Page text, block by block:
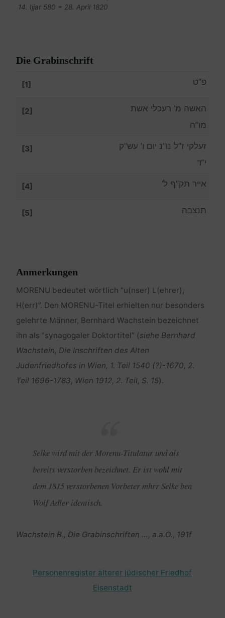
14. Ijjar 580 = 28. April 1820
Die Grabinschrift
[1] פ”ט
[2]
האשה מ’ רעכלי אשת
מו”ה
[3]
זעלקי ז”ל נו”נ יום ו’ עש”ק
י”ד
[4] אייר תק”ף ל’
[5] תנצבה
Anmerkungen
MORENU bedeutet wörtlich “u(nser) L(ehrer),
H(err)”. Den MORENU-Titel erhielten nur besonders
gelehrte Männer, Bernhard Wachstein bezeichnet
ihn als “synagogaler Doktortitel” (siehe Bernhard
Wachstein, Die Inschriften des Alten
Judenfriedhofes in Wien, 1. Teil 1540 (?)-1670, 2.
Teil 1696-1783, Wien 1912, 2. Teil, S. 15).
Selke wird mit der Morenu-Titulatur und als
bereits verstorben bezeichnet. Er ist wohl mit
dem 1815 verstorbenen Vorbeter mhrr Selke ben
Wolf Adler identisch.
Wachstein B., Die Grabinschriften …, a.a.O., 191f
Personenregister älterer jüdischer Friedhof
Eisenstadt